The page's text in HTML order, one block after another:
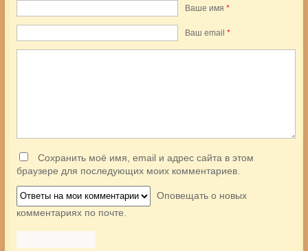
Ваше имя *
Ваш еmail *
Сохранить моё имя, email и адрес сайта в этом
браузере для последующих моих комментариев.
Оповещать о новых
комментариях по почте.